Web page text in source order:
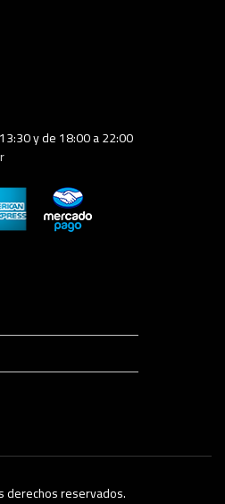
y de 18:00 a 22:00
derechos reservados.